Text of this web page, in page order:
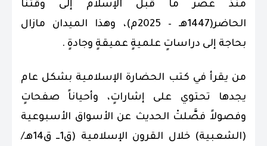
منذ عصر ما قبل الإسلام إلى وقتنا
الحاضر(1447هـ – 2025م)، وهذا الميدان مازال
بحاجة إلى دراساتٍ علميةٍ عميقةٍ وجادةٍ .
من يقرأ في كتب الحضارة الإسلامية بشكل عام
يجدها تحتوي على إشاراتٍ، وأحياناً صفحاتٍ
وفصولاً فصَّلتْ الحديث عن الأسواق الأسبوعية
(الشعبية) خلال القرون الإسلامية (ق1ــ ق14هـ/